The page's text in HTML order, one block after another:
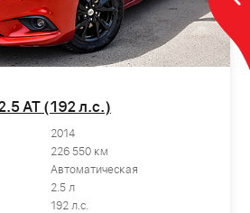
AT (192 л.с.)
2014
226 550 км
Автоматическая
2.5 л
192 л.с.